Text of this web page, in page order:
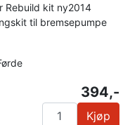
Rebuild kit ny2014
til bremsepumpe
394,-
Kjøp